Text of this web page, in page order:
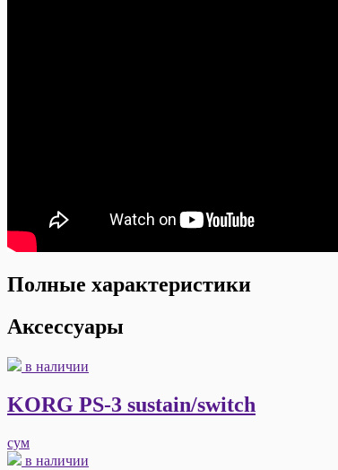
Полные характеристики
Аксессуары
в наличии
KORG PS-3 sustain/switch
сум
в наличии